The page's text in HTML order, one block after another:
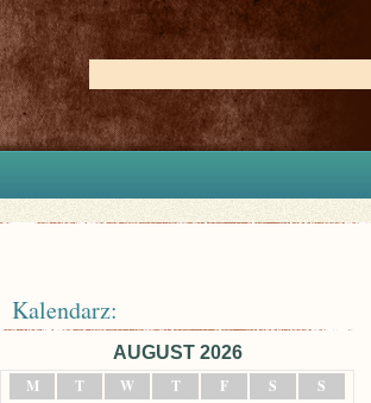
Kalendarz:
AUGUST 2026
M
T W T F S S